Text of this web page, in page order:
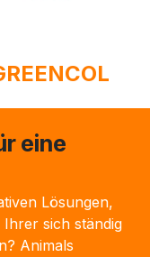
eine
Lösungen,
sich ständig
Animals